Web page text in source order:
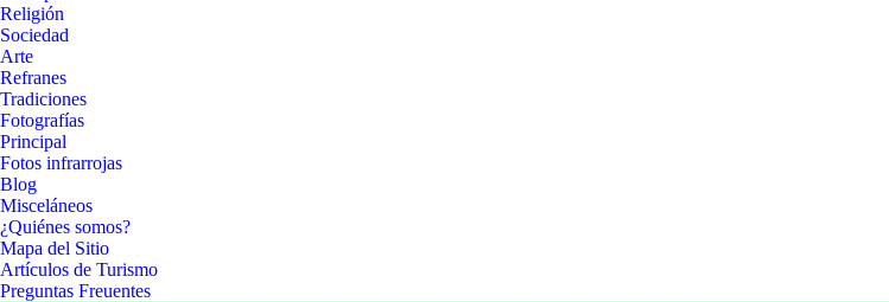
Religión
Sociedad
Arte
Refranes
Tradiciones
Fotografías
Principal
Fotos infrarrojas
Blog
Misceláneos
¿Quiénes somos?
Mapa del Sitio
Artículos de Turismo
Preguntas Freuentes